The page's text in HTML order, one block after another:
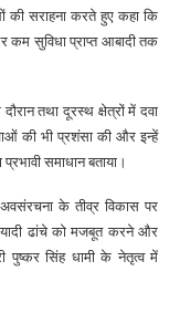
की सराहना करते हुए कहा कि
सुविधा प्राप्त आबादी तक
तथा दूरस्थ क्षेत्रों में दवा
की भी प्रशंसा की और इन्हें
समाधान बताया।
अवसंरचना के तीव्र विकास पर
ढांचे को मजबूत करने और
पुष्कर सिंह धामी के नेतृत्व में